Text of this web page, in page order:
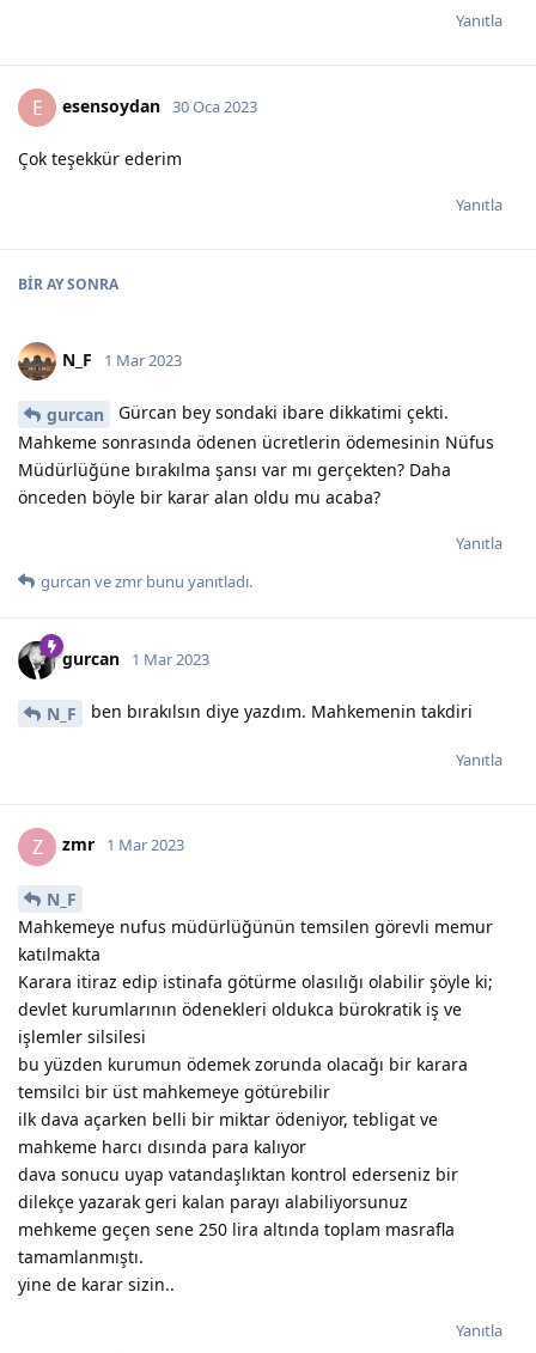
Yanıtla
E esensoydan 30 Oca 2023
Çok teşekkür ederim
Yanıtla
BIR AYSONRA
N_F 1 Mar 2023
gurcan
Gürcan bey sondaki ibare dikkatimi çekti.
Mahkeme sonrasında ödenen ücretlerin ödemesinin Nüfus
Müdürlüğüne bırakılma şansı var mı gerçekten? Daha
önceden böyle bir karar alan oldu mu acaba?
Yanıtla
gurcan vezmr bunu yanıtladı.
gurcan 1 Mar 2023
N_F ben bırakılsın diye yazdım. Mahkemenin takdiri
Yanıtla
Z zmr 1 Mar 2023
N_F
Mahkemeye nufus müdürlüğünün temsilen görevli memur
katılmakta
Karara itiraz edip istinafa götürme olasılığı olabilir şöyle ki;
devlet kurumlarının ödenekleri oldukca bürokratik iş ve
işlemler silsilesi
bu yüzden kurumun ödemek zorunda olacağı bir karara
temsilci bir üst mahkemeye götürebilir
ilk dava açarken belli bir miktar ödeniyor, tebligat ve
mahkeme harcı dısında para kalıyor
dava sonucu uyap vatandaşlıktan kontrol ederseniz bir
dilekçe yazarak geri kalan parayı alabiliyorsunuz
mehkeme geçen sene 250 lira altında toplam masrafla
tamamlanmıştı.
yine de karar sizin..
Yanıtla